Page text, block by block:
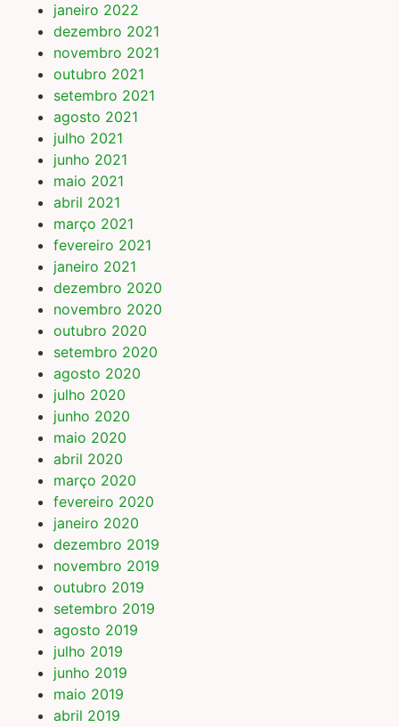
janeiro 2022
dezembro 2021
novembro 2021
outubro 2021
setembro 2021
agosto 2021
julho 2021
junho 2021
maio 2021
abril 2021
março 2021
fevereiro 2021
janeiro 2021
dezembro 2020
novembro 2020
outubro 2020
setembro 2020
agosto 2020
julho 2020
junho 2020
maio 2020
abril 2020
março 2020
fevereiro 2020
janeiro 2020
dezembro 2019
novembro 2019
outubro 2019
setembro 2019
agosto 2019
julho 2019
junho 2019
maio 2019
abril 2019